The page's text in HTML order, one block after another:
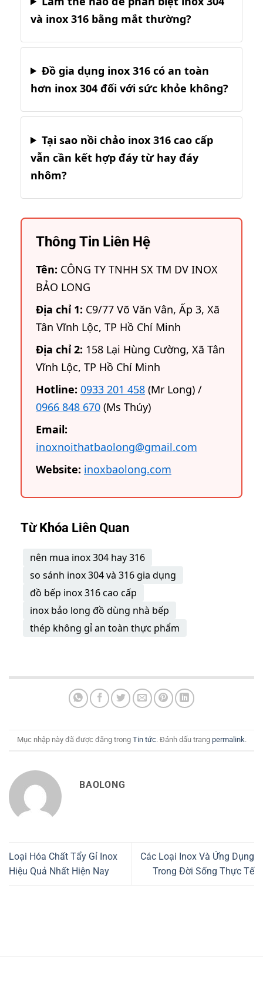
và inox 316 bằng mắt thường?
Đồ gia dụng inox 316 có an toàn
hơn inox 304 đối với sức khỏe không?
Tại sao nồi chảo inox 316 cao cấp
vẫn cần kết hợp đáy từ hay đáy
nhôm?
Thông Tin Liên Hệ
Tên: CÔNG TY TNHH SX TM DV INOX
BẢO LONG
Địa chỉ 1: C9/77 Võ Văn Vân, Ấp 3, Xã
Tân Vĩnh Lộc, TP Hồ Chí Minh
Địa chỉ 2: 158 Lại Hùng Cường, Xã Tân
Vĩnh Lộc, TP Hồ Chí Minh
Hotline: 0933 201 458 (Mr Long) /
0966 848 670 (Ms Thúy)
Email:
inoxnoithatbaolong@gmail.com
Website: inoxbaolong.com
Từ Khóa Liên Quan
nên mua inox 304 hay 316
so sánh inox 304 và 316 gia dụng
đồ bếp inox 316 cao cấp
inox bảo long đồ dùng nhà bếp
thép không gỉ an toàn thực phẩm
Mục nhập này đã được đăng trong Tin tức. Đánh dấu trang permalink.
BAOLONG
Loại Hóa Chất Tẩy Gỉ Inox
Hiệu Quả Nhất Hiện Nay
Các Loại Inox Và Ứng Dụng
Trong Đời Sống Thực Tế